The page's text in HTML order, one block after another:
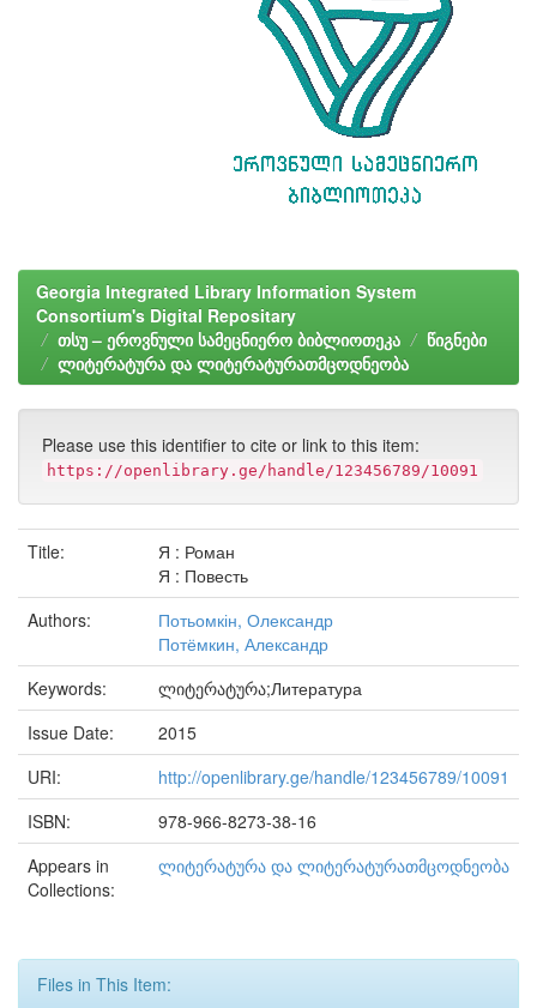
Georgia Integrated Library Information System
Consortium's Digital Repositary
თსუ – ეროვნული სამეცნიერო ბიბლიოთეკა
წიგნები
ლიტერატურა და ლიტერატურათმცოდნეობა
Please use this identifier to cite or link to this item:
https://openlibrary.ge/handle/123456789/10091
Title:
Я : Роман
Я : Повесть
Authors:
Потьомкін, Олександр
Потёмкин, Александр
Keywords:
ლიტერატურა;Литература
Issue Date:
2015
URI:
http://openlibrary.ge/handle/123456789/10091
ISBN:
978-966-8273-38-16
Appears in
Collections:
ლიტერატურა და ლიტერატურათმცოდნეობა
Files in This Item: